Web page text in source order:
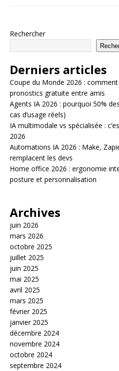
Rechercher
Derniers articles
Coupe du Monde 2026 :
pronostics gratuite entre amis
Agents IA 2026 : pourquoi 50%
cas d’usage réels)
IA multimodale vs spécialisée :
2026
Automations IA 2026 : Make,
remplacent les devs
Home office 2026 : ergonomie
posture et personnalisation
Archives
juin 2026
mars 2026
octobre 2025
juillet 2025
juin 2025
mai 2025
avril 2025
mars 2025
février 2025
janvier 2025
décembre 2024
novembre 2024
octobre 2024
septembre 2024